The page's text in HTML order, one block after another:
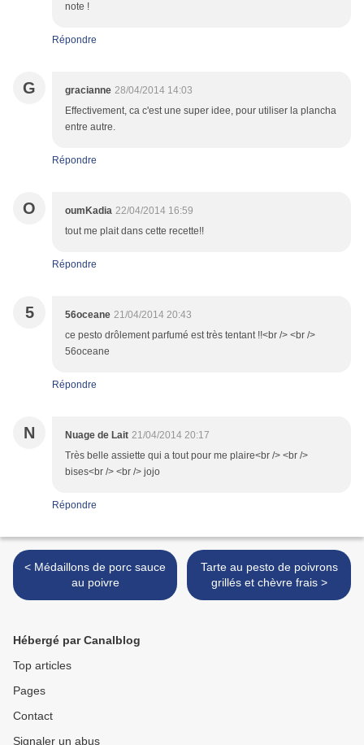
note !
Répondre
G gracianne 28/04/2014 14:03
Effectivement, ca c'est une super idee, pour utiliser la plancha
entre autre.
Répondre
O oumKadia 22/04/2014 16:59
tout me plait dans cette recette!!
Répondre
5 56oceane 21/04/2014 20:43
ce pesto drôlement parfumé est très tentant !!<br /> <br />
56oceane
Répondre
N Nuage de Lait 21/04/2014 20:17
Très belle assiette qui a tout pour me plaire<br /> <br />
bises<br /> <br /> jojo
Répondre
< Médaillons de porc sauce
au poivre
Tarte au pesto de poivrons
grillés et chèvre frais >
Hébergé par Canalblog
Top articles
Pages
Contact
Signaler un abus